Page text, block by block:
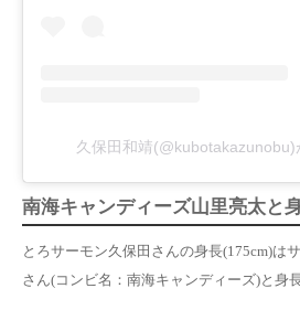
久保田和靖(@kubotakazunobu)
南海キャンディーズ山里亮太と
とろサーモン久保田さんの身長(175cm)は
さん(コンビ名：南海キャンディーズ)と身